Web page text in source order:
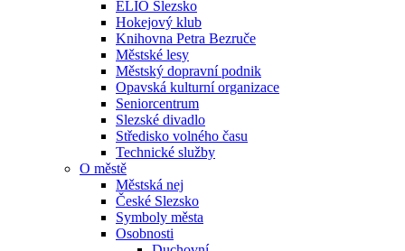
ELIO Slezsko
Hokejový klub
Knihovna Petra Bezruče
Městské lesy
Městský dopravní podnik
Opavská kulturní organizace
Seniorcentrum
Slezské divadlo
Středisko volného času
Technické služby
O městě
Městská nej
České Slezsko
Symboly města
Osobnosti